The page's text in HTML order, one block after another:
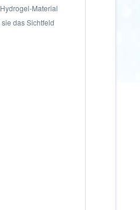
Material
das Sichtfeld